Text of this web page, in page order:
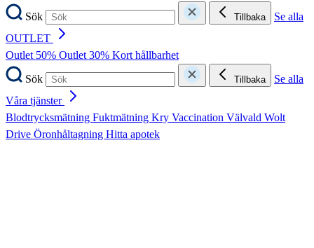
Sök
Tillbaka
Se alla
OUTLET
Outlet 50% Outlet 30% Kort hållbarhet
Sök
Tillbaka
Se alla
Våra tjänster
Blodtrycksmätning Fuktmätning Kry Vaccination Välvald Wolt
Drive Öronhåltagning Hitta apotek